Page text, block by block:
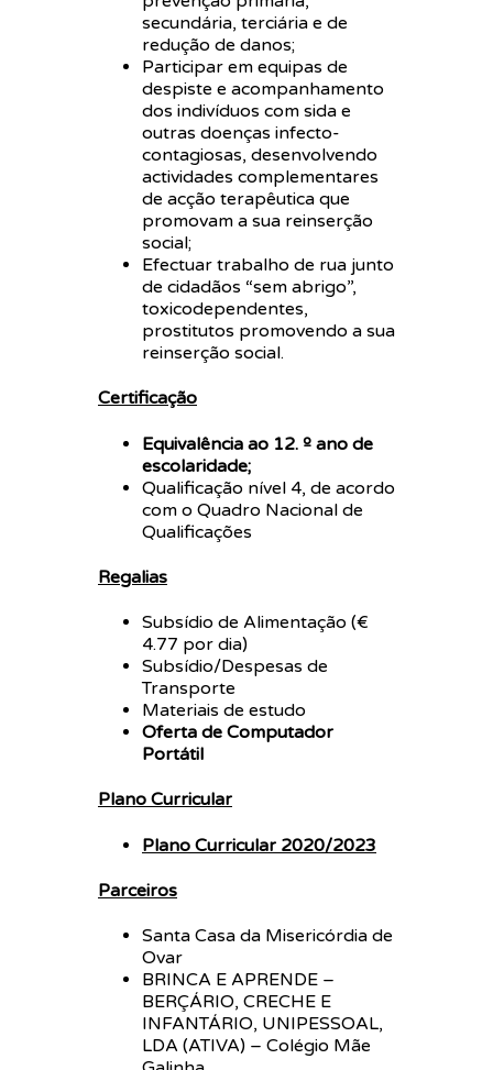
secundária, terciária e de
redução de danos;
Participar em equipas de
despiste e acompanhamento
dos indivíduos com sida e
outras doenças infecto-
contagiosas, desenvolvendo
actividades complementares
de acção terapêutica que
promovam a sua reinserção
social;
Efectuar trabalho de rua junto
de cidadãos “sem abrigo”,
toxicodependentes,
prostitutos promovendo a sua
reinserção social.
Certificação
Equivalência ao 12. º ano de
escolaridade;
Qualificação nível 4, de acordo
com o Quadro Nacional de
Qualificações
Regalias
Subsídio de Alimentação (€
4.77 por dia)
Subsídio/Despesas de
Transporte
Materiais de estudo
Oferta de Computador
Portátil
Plano Curricular
Plano Curricular 2020/2023
Parceiros
Santa Casa da Misericórdia de
Ovar
BRINCA E APRENDE –
BERÇÁRIO, CRECHE E
INFANTÁRIO, UNIPESSOAL,
LDA (ATIVA) – Colégio Mãe